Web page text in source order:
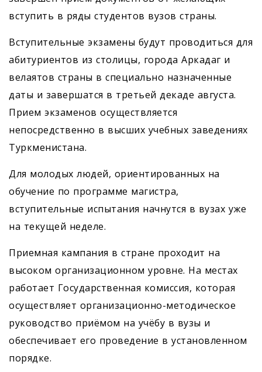
вступить в ряды студентов вузов страны.
Вступительные экзамены будут проводиться для
абитуриентов из столицы, города Аркадаг и
велаятов страны в специально назначенные
даты и завершатся в третьей декаде августа.
Прием экзаменов осуществляется
непосредственно в высших учебных заведениях
Туркменистана.
Для молодых людей, ориентированных на
обучение по программе магистра,
вступительные испытания начнутся в вузах уже
на текущей неделе.
Приемная кампания в стране проходит на
высоком организационном уровне. На местах
работает Государственная комиссия, которая
осуществляет организационно-методическое
руководство приёмом на учёбу в вузы и
обеспечивает его проведение в установленном
порядке.